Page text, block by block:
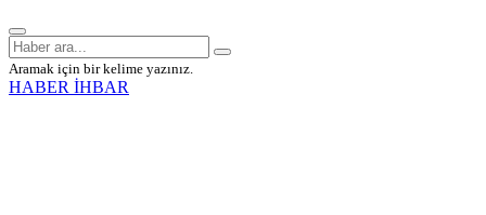
Aramak için bir kelime yazınız.
HABER İHBAR